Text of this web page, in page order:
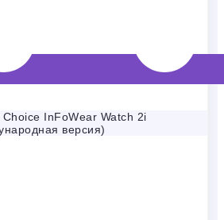
InFoWear Watch 2i
версия)